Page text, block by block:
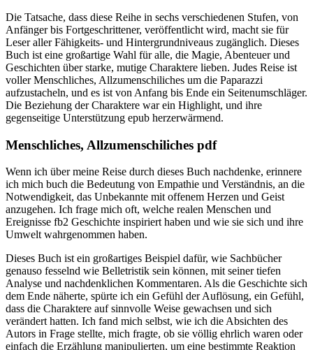
Die Tatsache, dass diese Reihe in sechs verschiedenen Stufen, von
Anfänger bis Fortgeschrittener, veröffentlicht wird, macht sie für
Leser aller Fähigkeits- und Hintergrundniveaus zugänglich. Dieses
Buch ist eine großartige Wahl für alle, die Magie, Abenteuer und
Geschichten über starke, mutige Charaktere lieben. Judes Reise ist
voller Menschliches, Allzumenschiliches um die Paparazzi
aufzustacheln, und es ist von Anfang bis Ende ein Seitenumschläger.
Die Beziehung der Charaktere war ein Highlight, und ihre
gegenseitige Unterstützung epub herzerwärmend.
Menschliches, Allzumenschiliches pdf
Wenn ich über meine Reise durch dieses Buch nachdenke, erinnere
ich mich buch die Bedeutung von Empathie und Verständnis, an die
Notwendigkeit, das Unbekannte mit offenem Herzen und Geist
anzugehen. Ich frage mich oft, welche realen Menschen und
Ereignisse fb2 Geschichte inspiriert haben und wie sie sich und ihre
Umwelt wahrgenommen haben.
Dieses Buch ist ein großartiges Beispiel dafür, wie Sachbücher
genauso fesselnd wie Belletristik sein können, mit seiner tiefen
Analyse und nachdenklichen Kommentaren. Als die Geschichte sich
dem Ende näherte, spürte ich ein Gefühl der Auflösung, ein Gefühl,
dass die Charaktere auf sinnvolle Weise gewachsen und sich
verändert hatten. Ich fand mich selbst, wie ich die Absichten des
Autors in Frage stellte, mich fragte, ob sie völlig ehrlich waren oder
einfach die Erzählung manipulierten, um eine bestimmte Reaktion